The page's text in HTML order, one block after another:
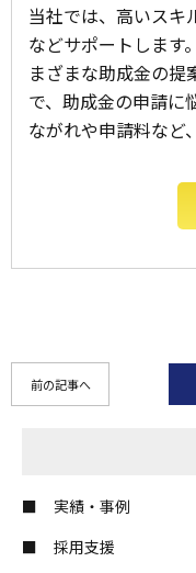
当社では、高いスキ
などサポートします
まざまな助成金の提
で、助成金の申請に
ながれや申請料など
前の記事へ
実績・事例
採用支援